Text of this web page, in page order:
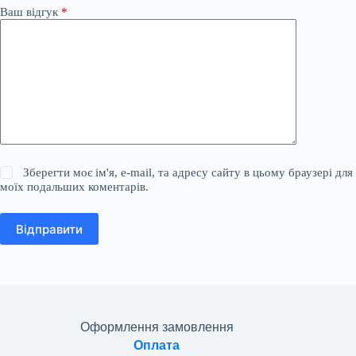
Ваш відгук *
Зберегти моє ім'я, e-mail, та адресу сайту в цьому браузері для
моїх подальших коментарів.
Відправити
Оформлення замовлення
Оплата